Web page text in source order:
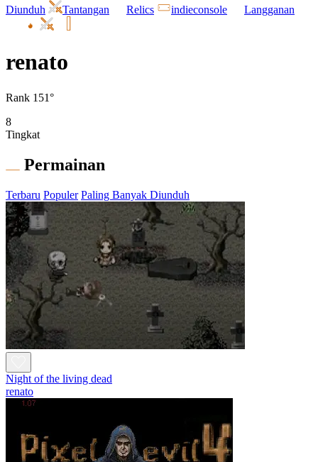
Diunduh
Tantangan Relics indieconsole Langganan
renato
Rank 151°
8
Tingkat
Permainan
Terbaru Populer Paling Banyak Diunduh
Night of the living dead
renato